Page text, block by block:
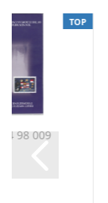
TOP
98 009